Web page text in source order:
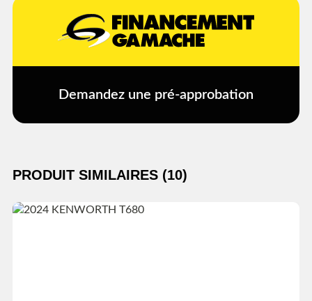
Demandez une pré-approbation
PRODUIT SIMILAIRES (10)